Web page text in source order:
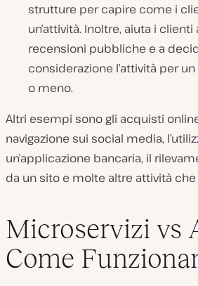
strutture per capire come i
un’attività. Inoltre, aiuta i clienti
recensioni pubbliche e a
considerazione l’attività per
o meno.
Altri esempi sono gli acquisti
navigazione sui social media,
un’applicazione bancaria, il
da un sito e molte altre attività
Microservizi vs
Come